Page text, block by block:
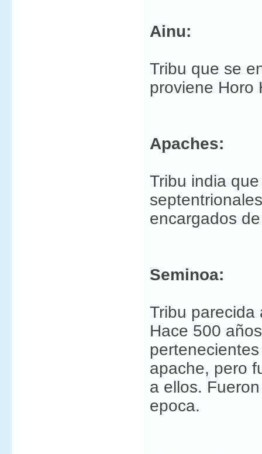
Ainu:
Tribu que se
proviene Horo
Apaches:
Tribu india
encargados
Seminoa:
Tribu parecida
Hace 500
apache, pero
a ellos.
epoca.